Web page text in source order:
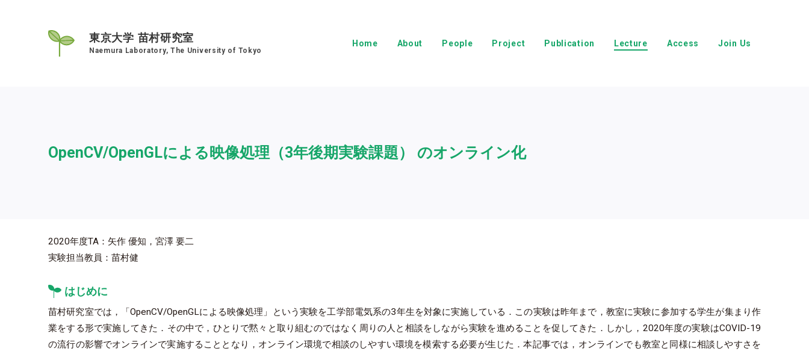
東京大学 苗村研究室
Naemura Laboratory, The University of Tokyo
Home About People Project Publication Lecture Access Join Us
OpenCV/OpenGLによる映像処理（3年後期実験課題） のオンライン化
2020年度TA：矢作 優知，宮澤 要二
実験担当教員：苗村健
はじめに
苗村研究室では，「OpenCV/OpenGLによる映像処理」という実験を工学部電気系の3年生を対象に実施している．この実験は昨年まで，教室に実験に参加する学生が集まり作
業をする形で実施してきた．その中で，ひとりで黙々と取り組むのではなく周りの人と相談をしながら実験を進めることを促してきた．しかし，2020年度の実験はCOVID-19
の流行の影響でオンラインで実施することとなり，オンライン環境で相談のしやすい環境を模索する必要が生じた．本記事では，オンラインでも教室と同様に相談しやすさを